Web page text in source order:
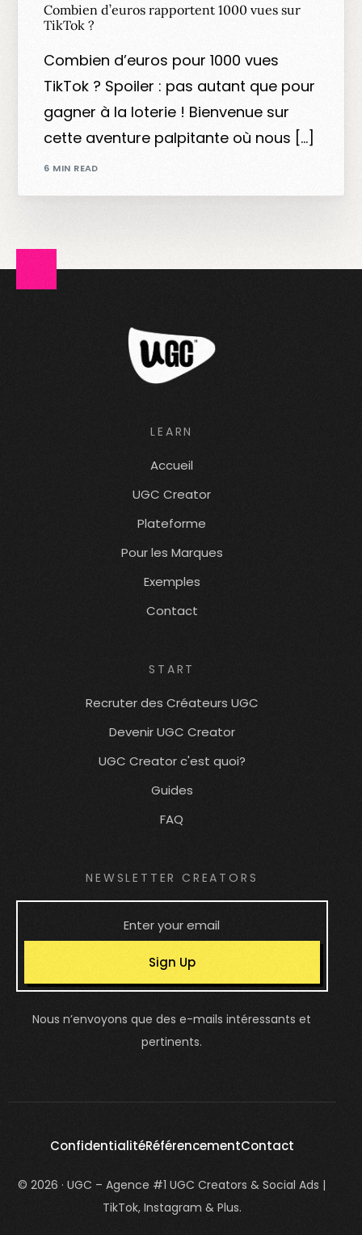
Combien d’euros rapportent 1000 vues sur
TikTok ?
Combien d’euros pour 1000 vues
TikTok ? Spoiler : pas autant que pour
gagner à la loterie ! Bienvenue sur
cette aventure palpitante où nous […]
6 MIN READ
LEARN
Accueil
UGC Creator
Plateforme
Pour les Marques
Exemples
Contact
START
Recruter des Créateurs UGC
Devenir UGC Creator
UGC Creator c'est quoi?
Guides
FAQ
NEWSLETTER CREATORS
Sign Up
Nous n’envoyons que des e-mails intéressants et
pertinents.
ConfidentialitéRéférencementContact
© 2026 · UGC – Agence #1 UGC Creators & Social Ads |
TikTok, Instagram & Plus.